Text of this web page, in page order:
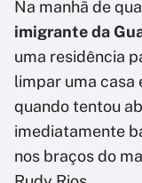
Na manhã de
imigrante da
uma residência
limpar uma casa
quando tentou
imediatamente
nos braços do